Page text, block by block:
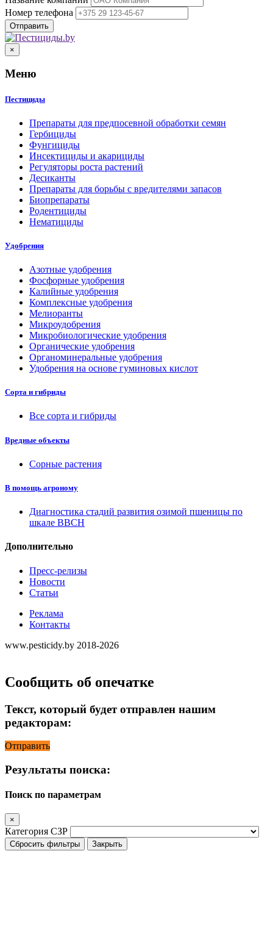
Номер телефона
×
Меню
Пестициды
Препараты для предпосевной обработки семян
Гербициды
Фунгициды
Инсектициды и акарициды
Регуляторы роста растений
Десиканты
Препараты для борьбы с вредителями запасов
Биопрепараты
Родентициды
Нематициды
Удобрения
Азотные удобрения
Фосфорные удобрения
Калийные удобрения
Комплексные удобрения
Мелиоранты
Микроудобрения
Микробиологические удобрения
Органические удобрения
Органоминеральные удобрения
Удобрения на основе гуминовых кислот
Сорта и гибриды
Все сорта и гибриды
Вредные объекты
Сорные растения
В помощь агроному
Диагностика стадий развития озимой пшеницы по
шкале ВВСН
Дополнительно
Пресс-релизы
Новости
Статьи
Реклама
Контакты
www.pesticidy.by 2018-2026
Сообщить об опечатке
Текст, который будет отправлен нашим
редакторам:
Отправить
Результаты поиска:
Поиск по параметрам
×
Категория СЗР
Сбросить фильтры Закрыть